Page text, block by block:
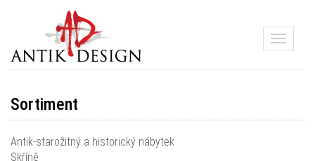
Toggle
Sortiment
Antik-starožitný a historický nábytek
Skříně